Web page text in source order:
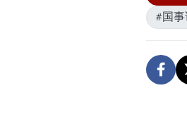
#国事